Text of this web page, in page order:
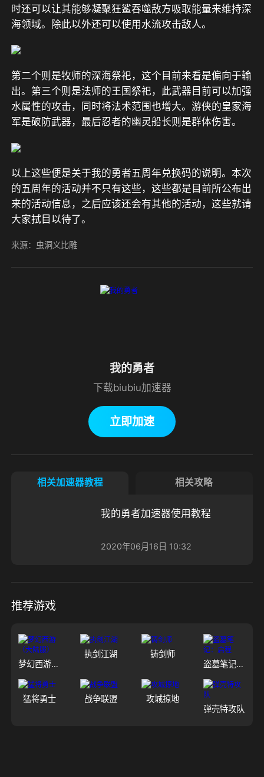
时还可以让其能够凝聚狂鲨吞噬敌方吸取能量来维持深
海领域。除此以外还可以使用水流攻击敌人。
第二个则是牧师的深海祭祀，这个目前来看是偏向于输
出。第三个则是法师的王国祭祀，此武器目前可以加强
水属性的攻击，同时将法术范围也增大。游侠的皇家海
军是破防武器，最后忍者的幽灵船长则是群体伤害。
以上这些便是关于我的勇者五周年兑换码的说明。本次
的五周年的活动并不只有这些，这些都是目前所公布出
来的活动信息，之后应该还会有其他的活动，这些就请
大家拭目以待了。
来源：虫洞义比雕
我的勇者
下载biubiu加速器
立即加速
相关加速器教程 相关攻略
我的勇者加速器使用教程
2020年06月16日 10:32
推荐游戏
梦幻西游（大陆服）
执剑江湖
铸剑师
盗墓笔记：启程
猛将勇士 战争联盟
攻城掠地
弹壳特攻队